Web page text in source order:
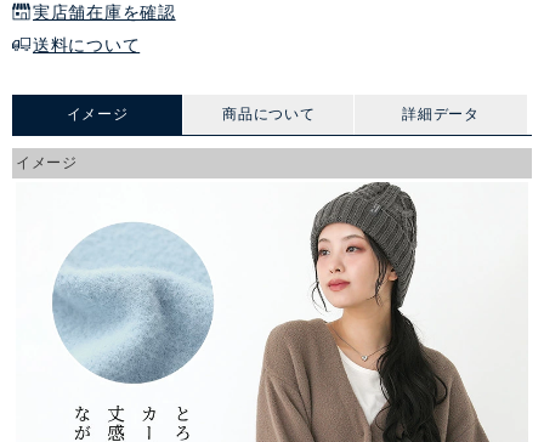
実店舗在庫を確認
送料について
イメージ 商品について 詳細データ
イメージ